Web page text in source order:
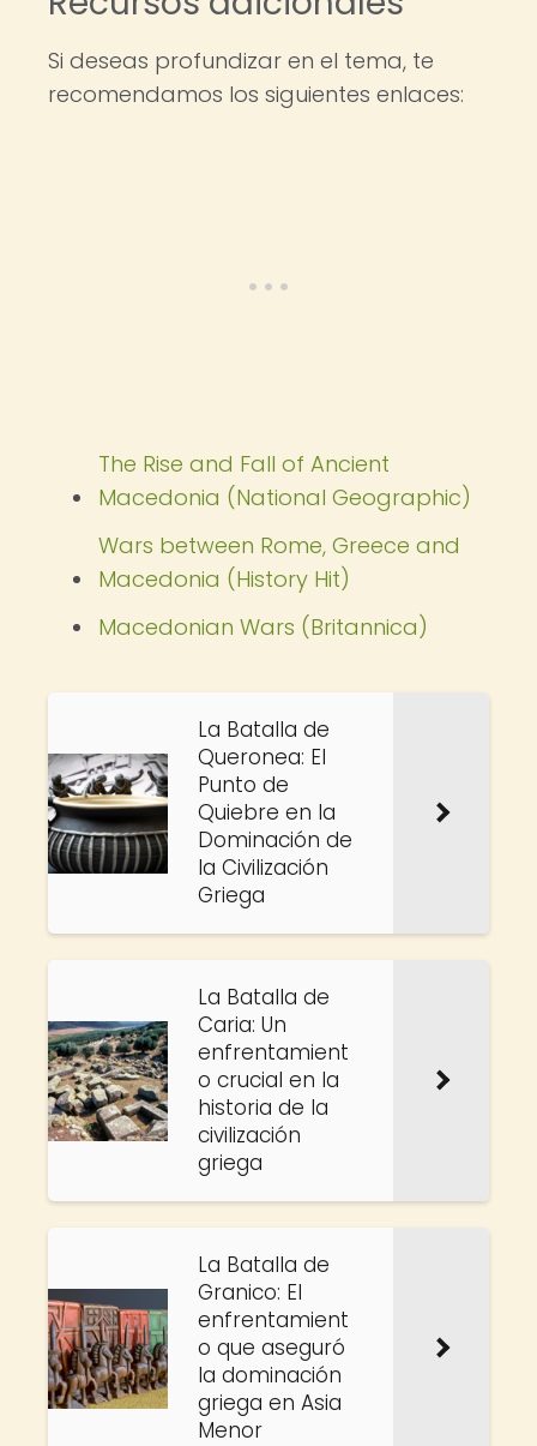
Si deseas profundizar en el tema, te
recomendamos los siguientes enlaces:
The Rise and Fall of Ancient
Macedonia (National Geographic)
Wars between Rome, Greece and
Macedonia (History Hit)
Macedonian Wars (Britannica)
La Batalla de
Queronea: El
Punto de
Quiebre en la
Dominación de
la Civilización
Griega
La Batalla de
Caria: Un
enfrentamient
o crucial en la
historia de la
civilización
griega
La Batalla de
Granico: El
enfrentamient
o que aseguró
la dominación
griega en Asia
Menor